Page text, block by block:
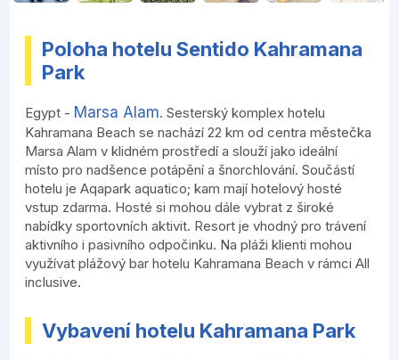
Poloha hotelu Sentido Kahramana
Park
Egypt - Marsa Alam. Sesterský komplex hotelu
Kahramana Beach se nachází 22 km od centra městečka
Marsa Alam v klidném prostředí a slouží jako ideální
místo pro nadšence potápění a šnorchlování. Součástí
hotelu je Aqapark aquatico; kam mají hotelový hosté
vstup zdarma. Hosté si mohou dále vybrat z široké
nabídky sportovních aktivit. Resort je vhodný pro trávení
aktivního i pasivního odpočinku. Na pláži klienti mohou
využívat plážový bar hotelu Kahramana Beach v rámci All
inclusive.
Vybavení hotelu Kahramana Park